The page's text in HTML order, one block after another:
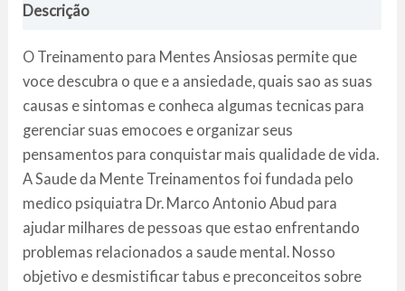
Descrição
O Treinamento para Mentes Ansiosas permite que
voce descubra o que e a ansiedade, quais sao as suas
causas e sintomas e conheca algumas tecnicas para
gerenciar suas emocoes e organizar seus
pensamentos para conquistar mais qualidade de vida.
A Saude da Mente Treinamentos foi fundada pelo
medico psiquiatra Dr. Marco Antonio Abud para
ajudar milhares de pessoas que estao enfrentando
problemas relacionados a saude mental. Nosso
objetivo e desmistificar tabus e preconceitos sobre